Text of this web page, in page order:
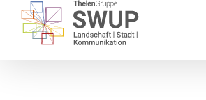
Zum
Inhalt